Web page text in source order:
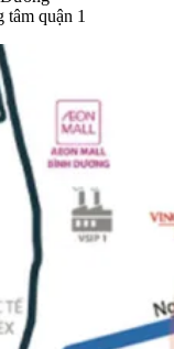
tâm quận 1